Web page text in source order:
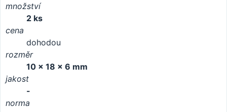
množství
2 ks
cena
dohodou
rozměr
10 x 18 x 6 mm
jakost
-
norma